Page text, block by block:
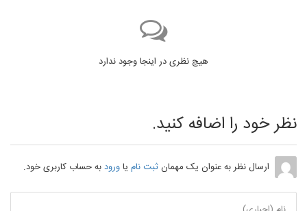
هیچ نظری در اینجا وجود ندارد
نظر خود را اضافه کنید.
ارسال نظر به عنوان یک مهمانثبت نام یاورودبه حساب کاربری خود.